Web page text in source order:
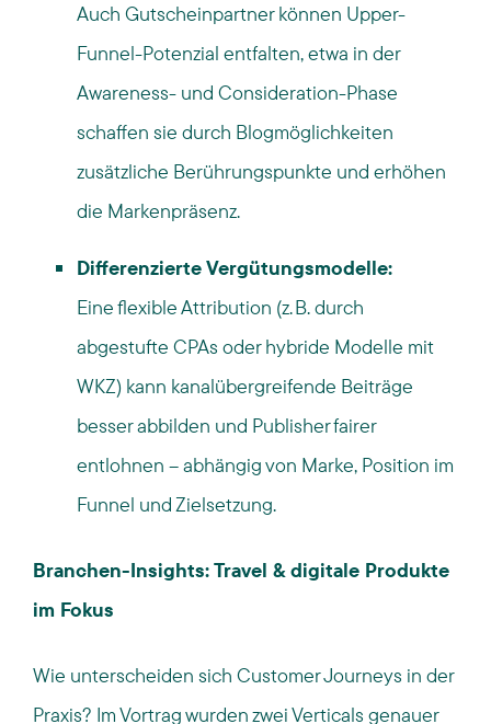
Auch Gutscheinpartner können Upper-
Funnel-Potenzial entfalten, etwa in der
Awareness- und Consideration-Phase
schaffen sie durch Blogmöglichkeiten
zusätzliche Berührungspunkte und erhöhen
die Markenpräsenz.
Differenzierte Vergütungsmodelle:
Eine flexible Attribution (z. B. durch
abgestufte CPAs oder hybride Modelle mit
WKZ) kann kanalübergreifende Beiträge
besser abbilden und Publisher fairer
entlohnen – abhängig von Marke, Position im
Funnel und Zielsetzung.
Branchen-Insights: Travel & digitale Produkte
im Fokus
Wie unterscheiden sich Customer Journeys in der
Praxis? Im Vortrag wurden zwei Verticals genauer